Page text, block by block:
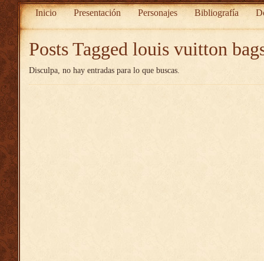
Inicio Presentación Personajes Bibliografía
Posts Tagged louis vuitton
Disculpa, no hay entradas para lo que buscas.